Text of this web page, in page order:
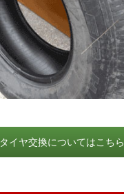
タイヤ交換についてはこちら